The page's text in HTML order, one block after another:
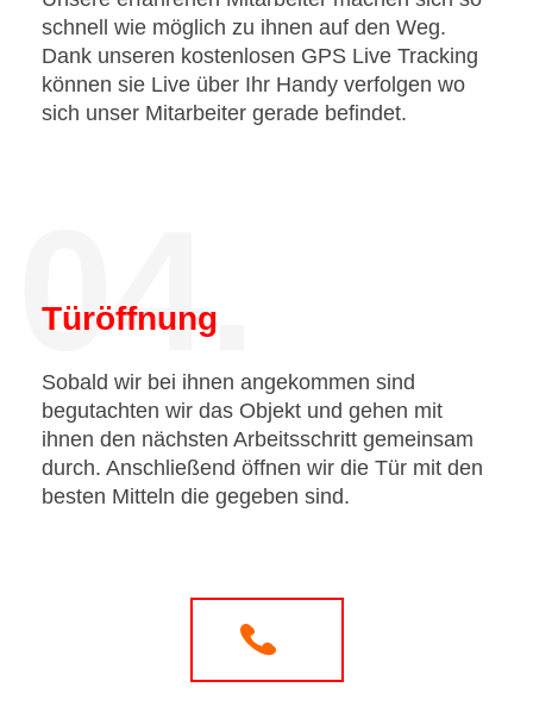
schnell wie möglich zu ihnen auf den Weg.
Dank unseren kostenlosen GPS Live Tracking
können sie Live über Ihr Handy verfolgen wo
sich unser Mitarbeiter gerade befindet.
04.
Türöffnung
Sobald wir bei ihnen angekommen sind
begutachten wir das Objekt und gehen mit
ihnen den nächsten Arbeitsschritt gemeinsam
durch. Anschließend öffnen wir die Tür mit den
besten Mitteln die gegeben sind.